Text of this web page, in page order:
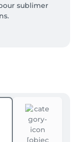
sublimer
ici